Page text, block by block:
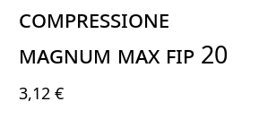
COMPRESSIONE
MAGNUM MAX FIP 20
3,12 €